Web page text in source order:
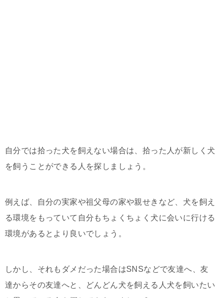
自分では拾った犬を飼えない場合は、拾った人が新しく犬
を飼うことができる人を探しましょう。
例えば、自分の実家や祖父母の家や親せきなど、犬を飼え
る環境をもっていて自分もちょくちょく犬に会いに行ける
環境があるとより良いでしょう。
しかし、それもダメだった場合はSNSなどで友達へ、友
達からその友達へと、どんどん犬を飼える人犬を飼いたい